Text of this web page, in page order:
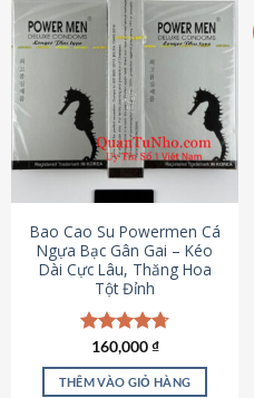
có
nhiều
biến
thể.
Các
tùy
chọn
có
chọn
trên
trang
sản
phẩm
Bao Cao Su Powermen Cá
Ngựa Bạc Gân Gai – Kéo
Dài Cực Lâu, Thăng Hoa
Tột Đỉnh
Được xếp
hạng4.73
5 sao
160,000₫
THÊM VÀO GIỎ HÀNG